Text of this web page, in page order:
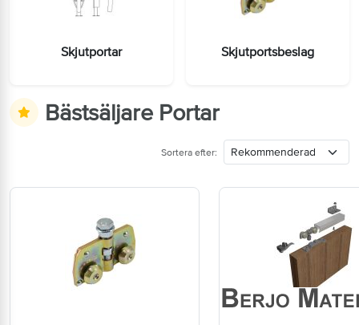
Skjutportar Skjutportsbeslag
Bästsäljare Portar
Sortera efter: